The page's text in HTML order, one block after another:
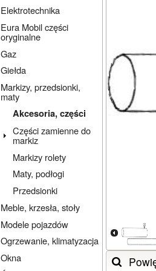
Elektrotechnika
Eura Mobil części
oryginalne
Gaz
Giełda
Markizy, przedsionki,
maty
Akcesoria, części
Części zamienne do
markiz
Markizy rolety
Maty, podłogi
Przedsionki
Meble, krzesła, stoły
Modele pojazdów
Ogrzewanie, klimatyzacja
Okna